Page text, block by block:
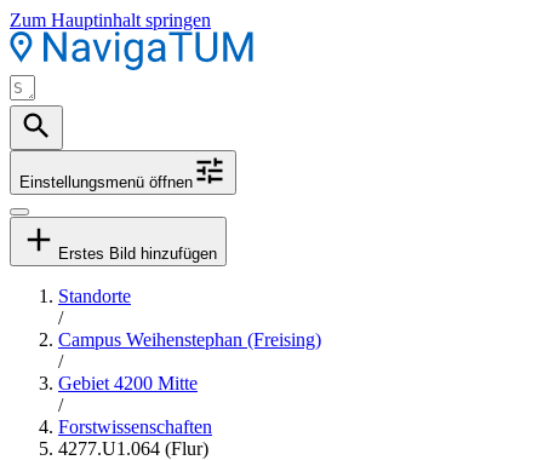
Zum Hauptinhalt springen
Einstellungsmenü öffnen
Erstes Bild hinzufügen
Standorte
/
Campus Weihenstephan (Freising)
/
Gebiet 4200 Mitte
/
Forstwissenschaften
4277.U1.064 (Flur)